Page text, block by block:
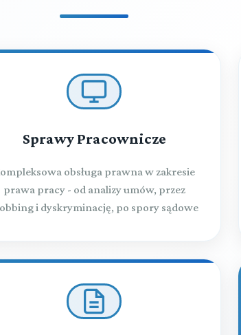
Sprawy Pracownicze
obsługa prawna w zakresie
prawa pracy - od analizy umów, przez
i dyskryminację, po spory sądowe